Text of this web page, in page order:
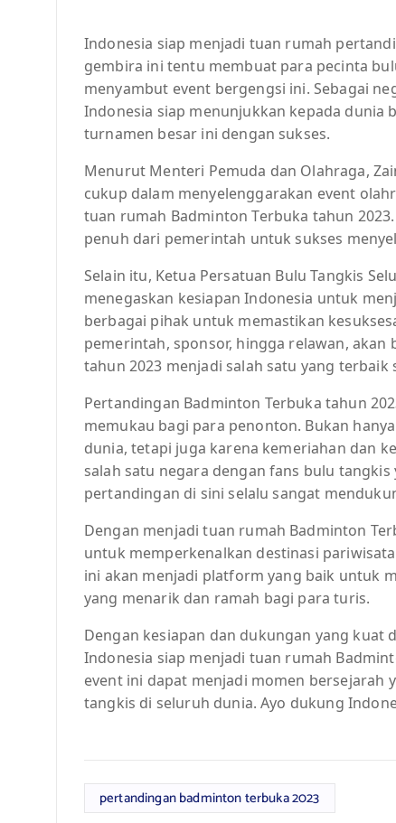
Indonesia siap menjadi tuan rumah
gembira ini tentu membuat para pecinta
menyambut event bergengsi ini. Sebagai
Indonesia siap menunjukkan kepada dunia
turnamen besar ini dengan sukses.
Menurut Menteri Pemuda dan Olahraga,
cukup dalam menyelenggarakan event
tuan rumah Badminton Terbuka tahun
penuh dari pemerintah untuk sukses
Selain itu, Ketua Persatuan Bulu Tangkis
menegaskan kesiapan Indonesia untuk
berbagai pihak untuk memastikan
pemerintah, sponsor, hingga relawan,
tahun 2023 menjadi salah satu yang terbaik
Pertandingan Badminton Terbuka tahun
memukau bagi para penonton. Bukan
dunia, tetapi juga karena kemeriahan dan
salah satu negara dengan fans bulu
pertandingan di sini selalu sangat
Dengan menjadi tuan rumah Badminton
untuk memperkenalkan destinasi
ini akan menjadi platform yang baik untuk
yang menarik dan ramah bagi para turis.
Dengan kesiapan dan dukungan yang
Indonesia siap menjadi tuan rumah
event ini dapat menjadi momen bersejarah
tangkis di seluruh dunia. Ayo dukung
pertandingan badminton terbuka 2023